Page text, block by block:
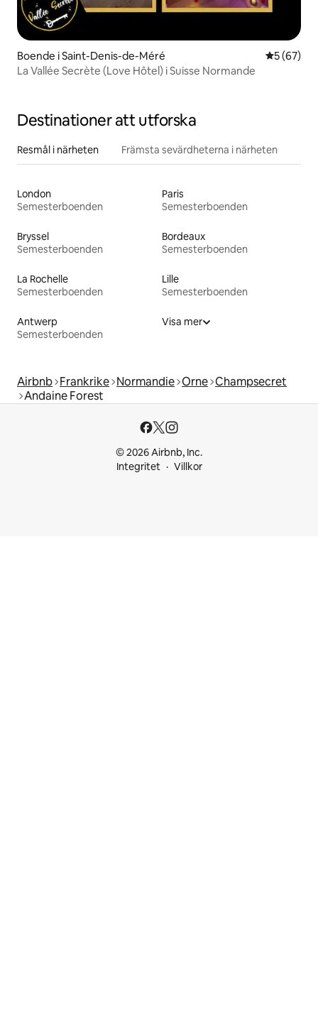
Boende i Saint-Denis-de-Méré 5 av 5 i
5 (67)
La Vallée Secrète (Love Hôtel) i Suisse Normande
Destinationer att utforska
Resmål i närheten Främsta sevärdheterna i närheten
London
Semesterboenden
Paris
Semesterboenden
Bryssel
Semesterboenden
Bordeaux
Semesterboenden
La Rochelle
Semesterboenden
Lille
Semesterboenden
Antwerp
Semesterboenden
Visa mer
Airbnb Frankrike Normandie Orne Champsecret
Andaine Forest
© 2026 Airbnb, Inc.
Integritet
Villkor